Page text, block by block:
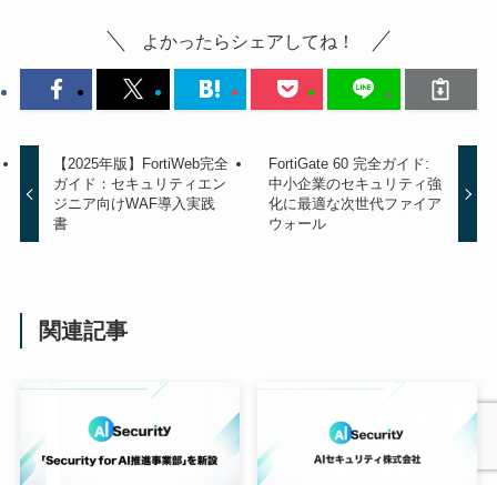
よかったらシェアしてね！
【2025年版】FortiWeb完全
ガイド：セキュリティエン
ジニア向けWAF導入実践
書
FortiGate 60 完全ガイド:
中小企業のセキュリティ強
化に最適な次世代ファイア
ウォール
関連記事